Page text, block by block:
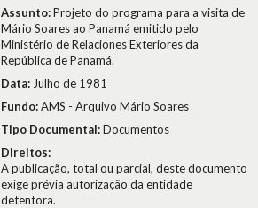
Assunto:Projeto do programa para a visita de
Mário Soares ao Panamá emitido pelo
Ministério de Relaciones Exteriores da
República de Panamá.
Data: Julho de 1981
Fundo:AMS - Arquivo Mário Soares
Tipo Documental:Documentos
Direitos:
A publicação, total ou parcial, deste documento
exige prévia autorização da entidade
detentora.